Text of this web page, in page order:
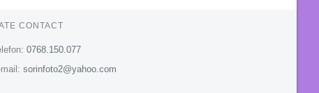
CONTACT
0768.150.077
sorinfoto2@yahoo.com